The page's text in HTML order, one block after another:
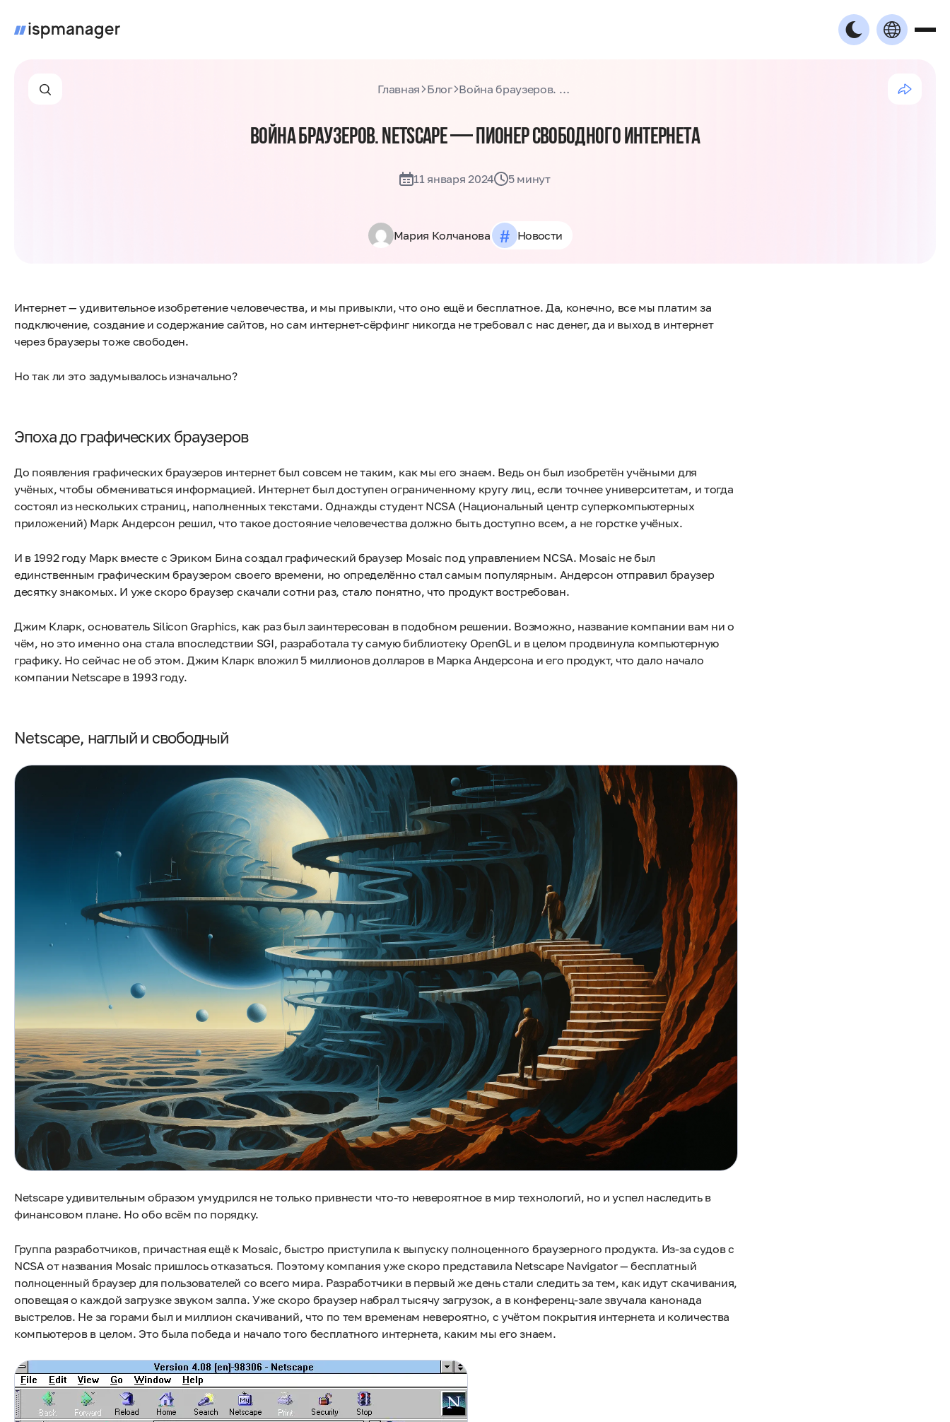
Главная Блог Война браузеров. Netscape — пионер свободного интернета
ВОЙНА БРАУЗЕРОВ. NETSCAPE — ПИОНЕР СВОБОДНОГО ИНТЕРНЕТА
11 января 2024 5 минут
Мария Колчанова # Новости
Интернет — удивительное изобретение человечества, и мы привыкли, что оно ещё и бесплатное. Да, конечно, все мы платим за
подключение, создание и содержание сайтов, но сам интернет-сёрфинг никогда не требовал с нас денег, да и выход в интернет
через браузеры тоже свободен.
Но так ли это задумывалось изначально?
Эпоха до графических браузеров
До появления графических браузеров интернет был совсем не таким, как мы его знаем. Ведь он был изобретён учёными для
учёных, чтобы обмениваться информацией. Интернет был доступен ограниченному кругу лиц, если точнее университетам, и тогда
состоял из нескольких страниц, наполненных текстами. Однажды студент NCSA (Национальный центр суперкомпьютерных
приложений) Марк Андерсон решил, что такое достояние человечества должно быть доступно всем, а не горстке учёных.
И в 1992 году Марк вместе с Эриком Бина создал графический браузер Mosaic под управлением NCSA. Mosaic не был
единственным графическим браузером своего времени, но определённо стал самым популярным. Андерсон отправил браузер
десятку знакомых. И уже скоро браузер скачали сотни раз, стало понятно, что продукт востребован.
Джим Кларк, основатель Silicon Graphics, как раз был заинтересован в подобном решении. Возможно, название компании вам ни о
чём, но это именно она стала впоследствии SGI, разработала ту самую библиотеку OpenGL и в целом продвинула компьютерную
графику. Но сейчас не об этом. Джим Кларк вложил 5 миллионов долларов в Марка Андерсона и его продукт, что дало начало
компании Netscape в 1993 году.
Netscape, наглый и свободный
Netscape удивительным образом умудрился не только привнести что-то невероятное в мир технологий, но и успел наследить в
финансовом плане. Но обо всём по порядку.
Группа разработчиков, причастная ещё к Mosaic, быстро приступила к выпуску полноценного браузерного продукта. Из-за судов с
NCSA от названия Mosaic пришлось отказаться. Поэтому компания уже скоро представила Netscape Navigator — бесплатный
полноценный браузер для пользователей со всего мира. Разработчики в первый же день стали следить за тем, как идут скачивания,
оповещая о каждой загрузке звуком залпа. Уже скоро браузер набрал тысячу загрузок, а в конференц-зале звучала канонада
выстрелов. Не за горами был и миллион скачиваний, что по тем временам невероятно, с учётом покрытия интернета и количества
компьютеров в целом. Это была победа и начало того бесплатного интернета, каким мы его знаем.